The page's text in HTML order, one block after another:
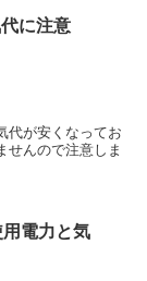
に注意
代が安くなってお
せんので注意しま
電力と気